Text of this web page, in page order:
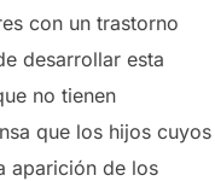
con un trastorno
desarrollar esta
no tienen
que los hijos cuyos
aparición de los